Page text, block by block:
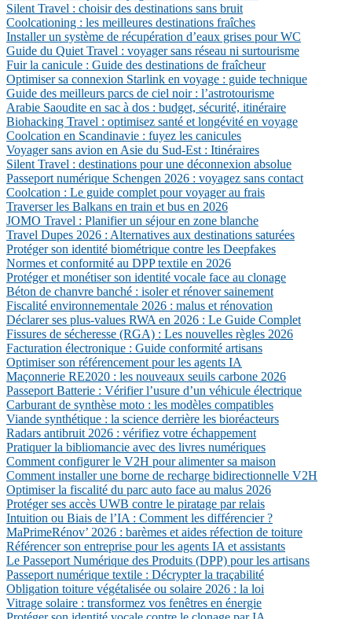
Silent Travel : choisir des destinations sans bruit
Coolcationing : les meilleures destinations fraîches
Installer un système de récupération d’eaux grises pour WC
Guide du Quiet Travel : voyager sans réseau ni surtourisme
Fuir la canicule : Guide des destinations de fraîcheur
Optimiser sa connexion Starlink en voyage : guide technique
Guide des meilleurs parcs de ciel noir : l’astrotourisme
Arabie Saoudite en sac à dos : budget, sécurité, itinéraire
Biohacking Travel : optimisez santé et longévité en voyage
Coolcation en Scandinavie : fuyez les canicules
Voyager sans avion en Asie du Sud-Est : Itinéraires
Silent Travel : destinations pour une déconnexion absolue
Passeport numérique Schengen 2026 : voyagez sans contact
Coolcation : Le guide complet pour voyager au frais
Traverser les Balkans en train et bus en 2026
JOMO Travel : Planifier un séjour en zone blanche
Travel Dupes 2026 : Alternatives aux destinations saturées
Protéger son identité biométrique contre les Deepfakes
Normes et conformité au DPP textile en 2026
Protéger et monétiser son identité vocale face au clonage
Béton de chanvre banché : isoler et rénover sainement
Fiscalité environnementale 2026 : malus et rénovation
Déclarer ses plus-values RWA en 2026 : Le Guide Complet
Fissures de sécheresse (RGA) : Les nouvelles règles 2026
Facturation électronique : Guide conformité artisans
Optimiser son référencement pour les agents IA
Maçonnerie RE2020 : les nouveaux seuils carbone 2026
Passeport Batterie : Vérifier l’usure d’un véhicule électrique
Carburant de synthèse moto : les modèles compatibles
Viande synthétique : la science derrière les bioréacteurs
Radars antibruit 2026 : vérifiez votre échappement
Pratiquer la bibliomancie avec des livres numériques
Comment configurer le V2H pour alimenter sa maison
Comment installer une borne de recharge bidirectionnelle V2H
Optimiser la fiscalité du parc auto face au malus 2026
Protéger ses accès UWB contre le piratage par relais
Intuition ou Biais de l’IA : Comment les différencier ?
MaPrimeRénov’ 2026 : barèmes et aides réfection de toiture
Référencer son entreprise pour les agents IA et assistants
Le Passeport Numérique des Produits (DPP) pour les artisans
Passeport numérique textile : Décrypter la traçabilité
Obligation toiture végétalisée ou solaire 2026 : la loi
Vitrage solaire : transformez vos fenêtres en énergie